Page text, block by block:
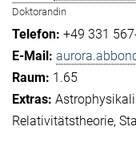
Doktorandin
+49 331
1.65
Relativitätstheorie